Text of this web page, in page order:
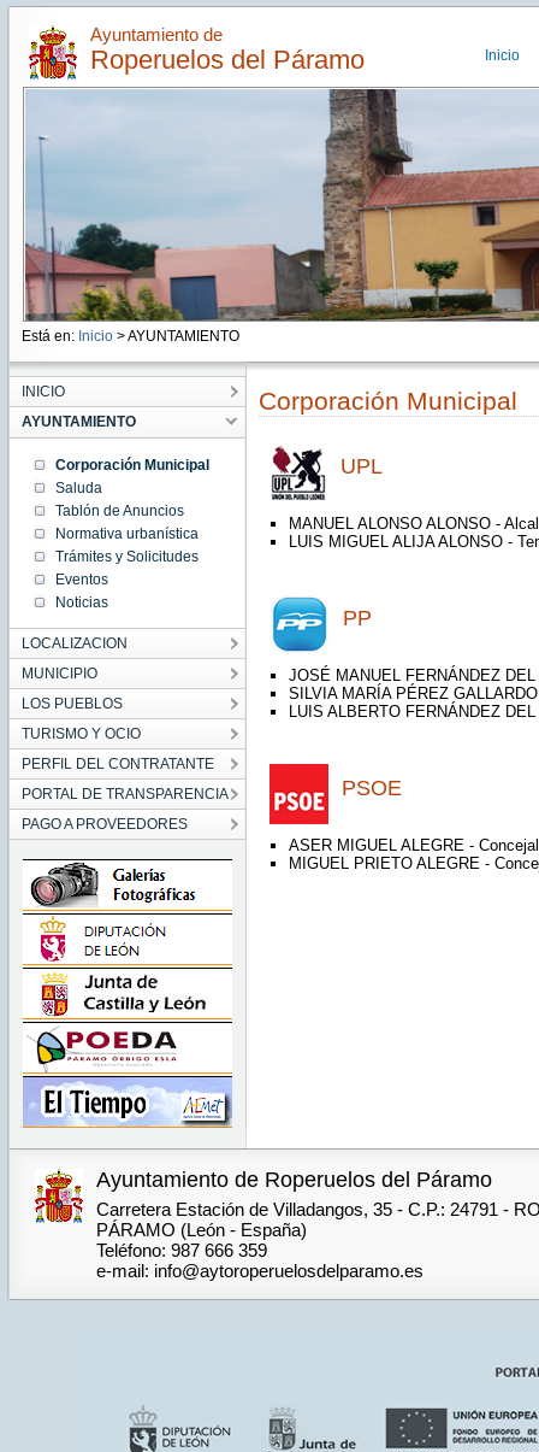
Ayuntamiento de
Roperuelos del Páramo Inicio
Está en: Inicio > AYUNTAMIENTO
INICIO
AYUNTAMIENTO
Corporación Municipal
Saluda
Tablón de Anuncios
Normativa urbanística
Trámites y Solicitudes
Eventos
Noticias
LOCALIZACION
MUNICIPIO
LOS PUEBLOS
TURISMO Y OCIO
PERFIL DEL CONTRATANTE
PORTAL DE TRANSPARENCIA
PAGO A PROVEEDORES
Corporación Municipal
UPL
MANUEL ALONSO ALONSO -
LUIS MIGUEL ALIJA ALONSO -
PP
JOSÉ MANUEL FERNÁNDEZ
SILVIA MARÍA PÉREZ
LUIS ALBERTO FERNÁNDEZ
PSOE
ASER MIGUEL ALEGRE - Concejal
MIGUEL PRIETO ALEGRE -
Ayuntamiento de Roperuelos del Páramo
Carretera Estación de Villadangos, 35 - C.P.: 24791 -
PÁRAMO (León - España)
Teléfono: 987 666 359
e-mail: info@aytoroperuelosdelparamo.es